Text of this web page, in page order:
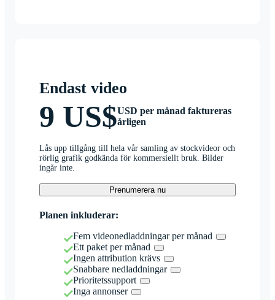
Endast video
9 US$USD per månad faktureras
årligen
Lås upp tillgång till hela vår samling av stockvideor och
rörlig grafik godkända för kommersiellt bruk. Bilder
ingår inte.
Prenumerera nu
Planen inkluderar:
Fem videonedladdningar per månad
Ett paket per månad
Ingen attribution krävs
Snabbare nedladdningar
Prioritetssupport
Inga annonser